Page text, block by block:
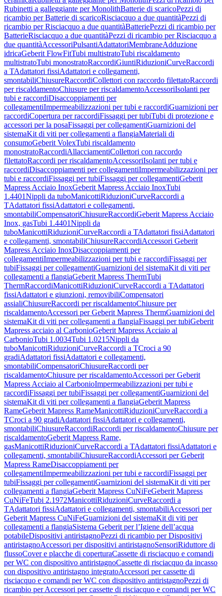
Rubinetti a galleggiante per MonolithBatterie di scaricoPezzi di
ricambio per Batterie di scaricoRisciacquo a due quantitàPezzi di
ricambio per Risciacquo a due quantitàBatteriePezzi di ricambio per
BatterieRisciacquo a due quantitàPezzi di ricambio per Risciacquo a
due quantitàAccessoriPulsantiAdattatoriMembraneAdduzione
idricaGeberit FlowFitTubi multistratoTubi riscaldamento
multistratoTubi monostratoRaccordiGiuntiRiduzioniCurveRaccordi
a TAdattatori fissiAdattatori e collegamenti,
smontabiliChiusureRaccordiCollettori con raccordo filettatoRaccordi
per riscaldamentoChiusure per riscaldamentoAccessoriIsolanti per
tubi e raccordiDisaccoppiamenti per
collegamentiImpermeabilizzazioni per tubi e raccordiGuarnizioni per
raccordiCopertura per raccordiFissaggi per tubiTubi di protezione e
accessori per la posaFissaggi per collegamentiGuarnizioni del
sistemaKit di viti per collegamenti a flangiaMateriali di
consumoGeberit VolexTubi riscaldamento
monostratoRaccordiAllacciamentiCollettori con raccordo
filettatoRaccordi per riscaldamentoAccessoriIsolanti per tubi e
raccordiDisaccoppiamenti per collegamentiImpermeabilizzazioni per
tubi e raccordiFissaggi per tubiFissaggi per collegamentiGeberit
Mapress Acciaio InoxGeberit Mapress Acciaio InoxTubi
1.4401Nippli da tuboManicottiRiduzioniCurveRaccordi a
TAdattatori fissiAdattatori e collegamenti,
smontabiliCompensatoriChiusureRaccordiGeberit Mapress Acciaio
Inox, gasTubi 1.4401Nippli da
tuboManicottiRiduzioniCurveRaccordi a TAdattatori fissiAdattatori
e collegamenti, smontabiliChiusureRaccordiAccessori Geberit
Mapress Acciaio InoxDisaccoppiamenti per
collegamentiImpermeabilizzazioni per tubi e raccordiFissaggi per
tubiFissaggi per collegamentiGuarnizioni del sistemaKit di viti per
collegamenti a flangiaGeberit Mapress ThermTubi
ThermRaccordiManicottiRiduzioniCurveRaccordi a TAdattatori
fissiAdattatori e giunzioni, removibiliCompensatori
assialiChiusureRaccordi per riscaldamentoChiusure per
riscaldamentoAccessori per Geberit Mapress ThermGuarnizioni del
sistemaKit di viti per collegamenti a flangiaFissaggi per tubiGeberit
Mapress acciaio al CarbonioGeberit Mapress Acciaio al
CarbonioTubi 1.0034Tubi 1.0215Nippli da
tuboManicottiRiduzioniCurveRaccordi a TCroci a 90
gradiAdattatori fissiAdattatori e collegamenti,
smontabiliCompensatoriChiusureRaccordi per
riscaldamentoChiusure per riscaldamentoAccessori per Geberit
Mapress Acciaio al CarbonioImpermeabilizzazioni per tubi e
raccordiFissaggi per tubiFissaggi per collegamentiGuarnizioni del
sistemaKit di viti per collegamenti a flangiaGeberit Mapress
RameGeberit Mapress RameManicottiRiduzioniCurveRaccordi a
TCroci a 90 gradiAdattatori fissiAdattatori e collegamenti,
smontabiliChiusureRaccordiRaccordi per riscaldamentoChiusure per
riscaldamentoGeberit Mapress Rame,
gasManicottiRiduzioniCurveRaccordi a TAdattatori fissiAdattatori e
collegamenti, smontabiliChiusureRaccordiAccessori per Geberit
Mapress RameDisaccoppiamenti per
collegamentiImpermeabilizzazioni per tubi e raccordiFissaggi per
tubiFissaggi per collegamentiGuarnizioni del sistemaKit di viti per
collegamenti a flangiaGeberit Mapress CuNiFeGeberit Mapress
CuNiFeTubi 2.1972ManicottiRiduzioniCurveRaccordi a
TAdattatori fissiAdattatori e collegamenti, smontabiliAccessori per
Geberit Mapress CuNiFeGuarnizioni del sistemaKit di viti per
collegamenti a flangiaSistema Geberit per l’Igiene dell’acqua
potabileDispositivi antiristagnoPezzi di ricambio per Dispositivi
antiristagnoAccessori per dispositivi antiristagnoSensoriRiduttore di
flussoCover e placche di coperturaCassette di risciacquo e comandi
per WC con dispositivo antiristagnoCassette di risciacquo da incasso
con dispositivo antiristagno integratoAccessori per cassette di
risciacquo e comandi per WC con dispositivo antiristagnoPezzi di
ricambio per Accessori per cassette di risciacquo e comandi per WC